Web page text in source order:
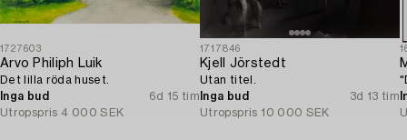
1727603
Arvo Philiph Luik
Det lilla röda huset.
Inga bud
6d 15 tim
Utropspris 4 000 SEK
1717846
Kjell Jörstedt
Utan titel.
Inga bud
3d 13 tim
Utropspris 10 000 SEK